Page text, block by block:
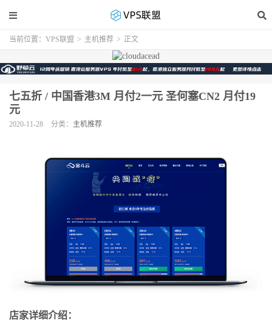
当前位置： VPS联盟 > 主机推荐 > 正文
七五折 / 中国香港3M 月付2一元 圣何塞CN2 月付19
元
2020-11-28 分类： 主机推荐
店家详细介绍：